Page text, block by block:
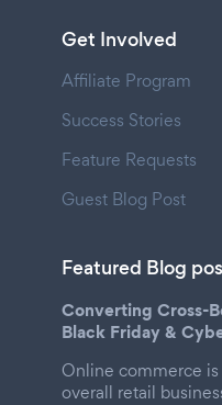
Get Involved
Affiliate Program
Success Stories
Feature Requests
Guest Blog Post
Featured Blog
Converting Cross-
Black Friday &
Online commerce
overall retail